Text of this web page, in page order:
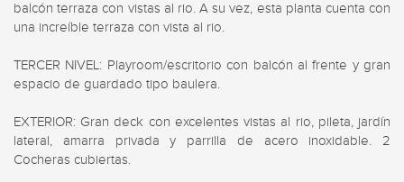
balcón terraza con vistas al rio. A su vez, esta planta cuenta con
una increíble terraza con vista al rio.
TERCER NIVEL: Playroom/escritorio con balcón al frente y gran
espacio de guardado tipo baulera.
EXTERIOR: Gran deck con excelentes vistas al rio, pileta, jardín
lateral, amarra privada y parrilla de acero inoxidable. 2
Cocheras cubiertas.